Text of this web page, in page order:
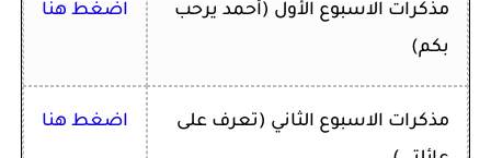
مذكرات الاسبوع الأول (أحمد يرحب
بكم)
اضغط هنا
مذكرات الاسبوع الثاني (تعرف على
اضغط هنا